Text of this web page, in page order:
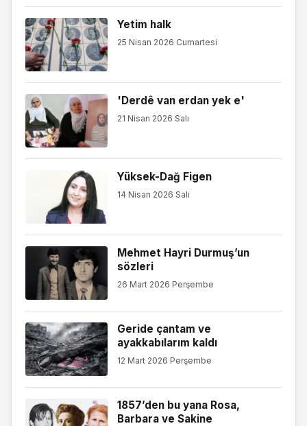
Yetim halk
25 Nisan 2026 Cumartesi
'Derdê van erdan yek e'
21 Nisan 2026 Salı
Yüksek-Dağ Figen
14 Nisan 2026 Salı
Mehmet Hayri Durmuş’un
sözleri
26 Mart 2026 Perşembe
Geride çantam ve
ayakkabılarım kaldı
12 Mart 2026 Perşembe
1857’den bu yana Rosa,
Barbara ve Sakine